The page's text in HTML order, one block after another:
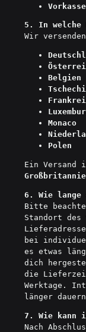
Vorkasse
5. In welche
Wir
Belgien
Monaco
Polen
Ein Versand
6. Wie lange
Bitte
Standort des
bei
es etwas
dich
die
Werktage.
länger
7. Wie kann
Nach